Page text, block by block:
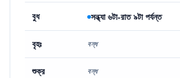
বুধ সন্ধ্যা ৬টা-রাত ৯টা পর্যন্ত
বৃহঃ বন্ধ
শুক্র বন্ধ